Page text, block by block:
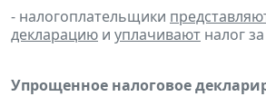
- налогоплательщики
декларацию и уплачивают налог
Упрощенное налоговое